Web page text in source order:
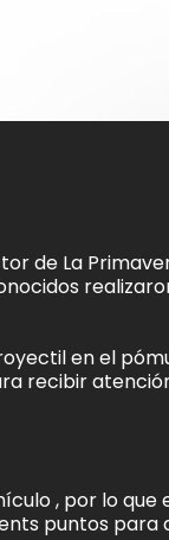
de La
en el
recibir
, por lo que
puntos para